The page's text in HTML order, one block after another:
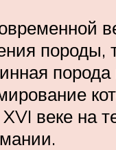
породы,
веке на